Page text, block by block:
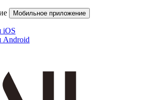
Мобильное приложение
iOS
Android